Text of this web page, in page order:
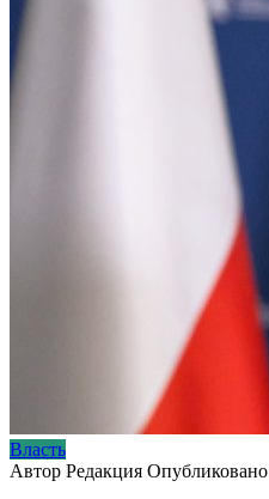
Власть
Автор Редакция Опубликовано